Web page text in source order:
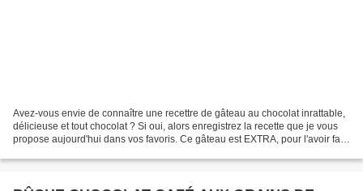
Avez-vous envie de connaître une recettre de gâteau au chocolat inrattable,
délicieuse et tout chocolat ? Si oui, alors enregistrez la recette que je vous
propose aujourd'hui dans vos favoris. Ce gâteau est EXTRA, pour l'avoir fait